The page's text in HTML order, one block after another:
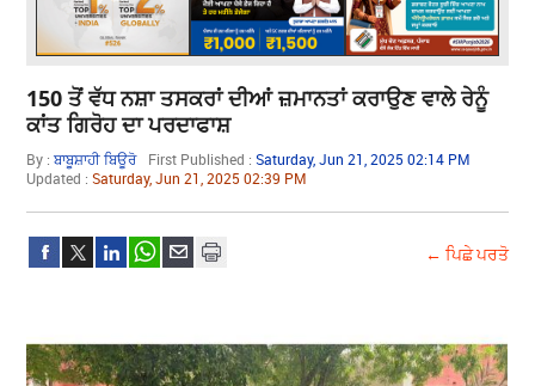
150 ਤੋਂ ਵੱਧ ਨਸ਼ਾ ਤਸਕਰਾਂ ਦੀਆਂ ਜ਼ਮਾਨਤਾਂ ਕਰਾਉਣ ਵਾਲੇ ਰੇਨੂੰ
ਕਾਂਤ ਗਿਰੋਹ ਦਾ ਪਰਦਾਫਾਸ਼
By :ਬਾਬੂਸ਼ਾਹੀ ਬਿਊਰੋ First Published :Saturday, Jun 21, 2025 02:14 PM
Updated :Saturday, Jun 21, 2025 02:39 PM
← ਪਿਛੇ ਪਰਤੋ